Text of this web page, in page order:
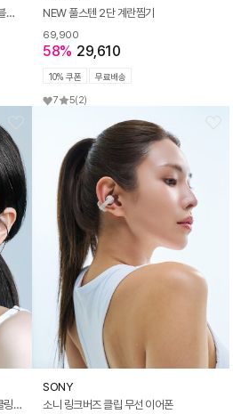
[리퍼브] 단순 개봉 상품 샥즈 오픈핏 블루투스 무선 이어폰 T910
NEW 풀스텐 2단 계란찜기
69,900
58% 29,610
10% 쿠폰 무료배송
7 5(2)
[엘리뷰] 갈바닉 괄사 마사지기 얼굴 쿨링 온열 LED EMS 피부관리 뷰티 홈케어
SONY
소니 링크버즈 클립 무선 이어폰